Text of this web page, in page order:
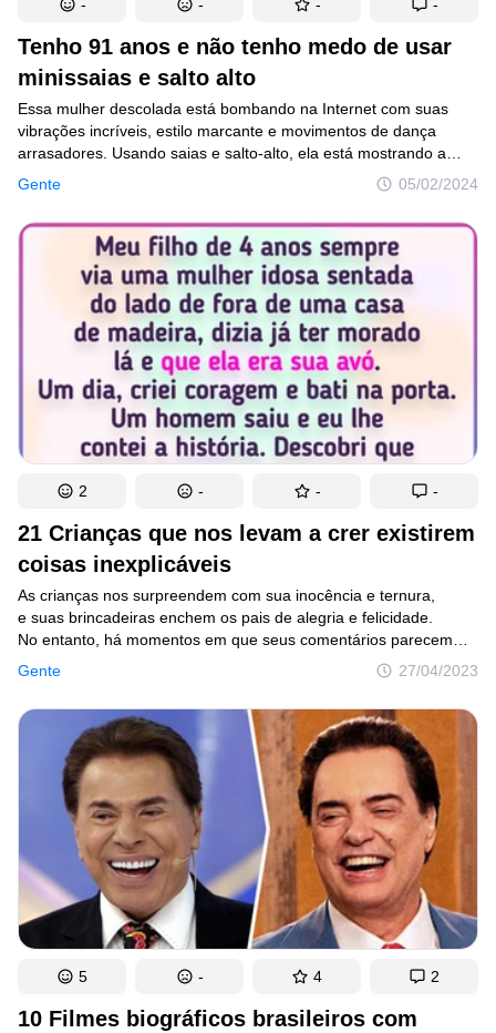
Tenho 91 anos e não tenho medo de usar
minissaias e salto alto
Gente 05/02/2024
Essa mulher descolada está bombando na Internet com suas
vibrações incríveis, estilo marcante e movimentos de dança
arrasadores. Usando saias e salto-alto, ela está mostrando a
todos que a idade é apenas um número para manter a energia
- - - -
21 Crianças que nos levam a crer existirem
coisas inexplicáveis
Gente 27/04/2023
As crianças nos surpreendem com sua inocência e ternura,
e suas brincadeiras enchem os pais de alegria e felicidade.
No entanto, há momentos em que seus comentários parecem
os de um viajante do passado, e então nos perguntamos
se realmente há um lugar para onde os mortos vão,
ou se de fato existe vida após a morte.
2 - - -
10 Filmes biográficos brasileiros com
5 - 4 2